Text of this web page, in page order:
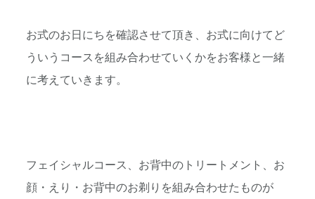
お式のお日にちを確認させて頂き、お式に向けてど
ういうコースを組み合わせていくかをお客様と一緒
に考えていきます。
フェイシャルコース、お背中のトリートメント、お
顔・えり・お背中のお剃りを組み合わせたものが